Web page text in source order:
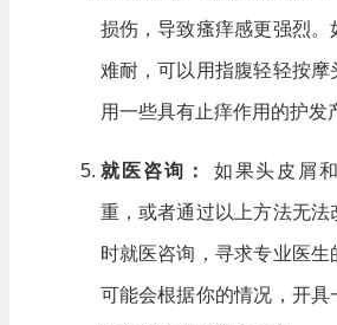
损伤，导致瘙痒感更强烈。
难耐，可以用指腹轻轻按摩
用一些具有止痒作用的护发
就医咨询： 如果头皮屑
重，或者通过以上方法无法
时就医咨询，寻求专业医生
可能会根据你的情况，开具